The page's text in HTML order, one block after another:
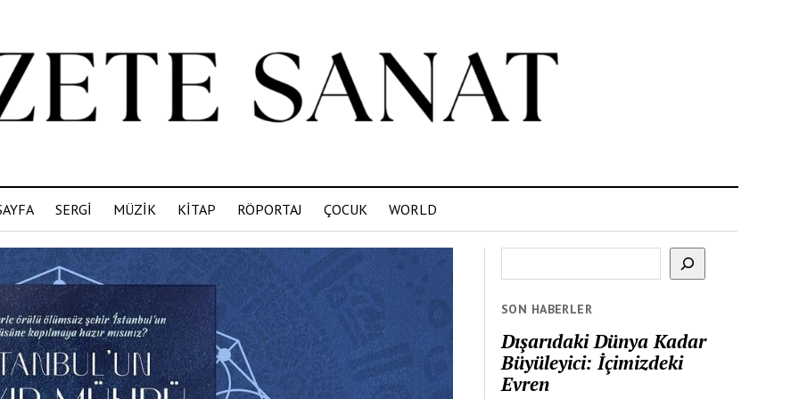
SERGİ MÜZİK KİTAP RÖPORTAJ ÇOCUK WORLD
SON HABERLER
Dışarıdaki Dünya Kadar
Büyüleyici: İçimizdeki
Evren